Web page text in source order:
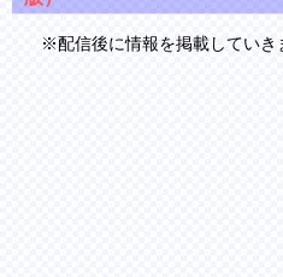
※配信後に情報を掲載していき